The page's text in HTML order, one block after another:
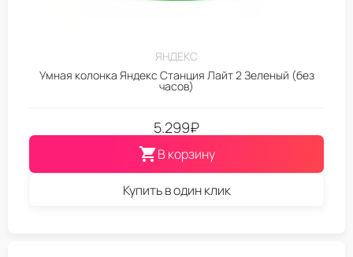
ЯНДЕКС
Умная колонка Яндекс Станция Лайт 2 Зеленый (без
часов)
5.299₽
В корзину
Купить в один клик